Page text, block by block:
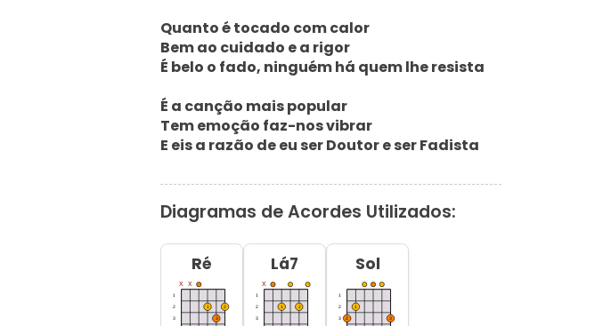
Quanto é tocado com calor
Bem ao cuidado e a rigor
É belo o fado, ninguém há quem lhe resista
É a canção mais popular
Tem emoção faz-nos vibrar
E eis a razão de eu ser Doutor e ser Fadista
Diagramas de Acordes Utilizados:
Ré Lá7 Sol